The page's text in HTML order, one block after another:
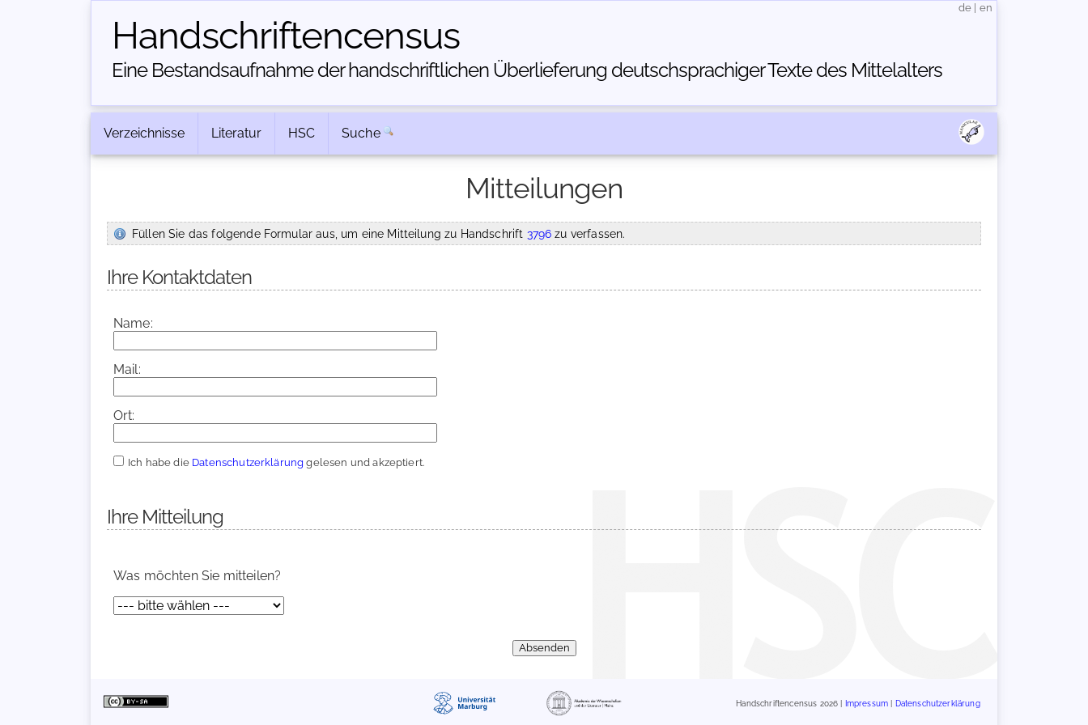
Handschriften­census
Eine Bestandsaufnahme der handschriftlichen Über­lieferung deutschsprachiger Texte des Mittelalters
de en
Verzeichnisse Literatur HSC Suche
Mitteilungen
Füllen Sie das folgende Formular aus, um eine Mitteilung zu Handschrift 3796 zu verfassen.
Ihre Kontaktdaten
Name:
Mail:
Ort:
Ich habe die Datenschutzerklärung gelesen und akzeptiert.
Ihre Mitteilung
Was möchten Sie mitteilen?
Handschriftencensus 2026 | Impressum Datenschutzerklärung